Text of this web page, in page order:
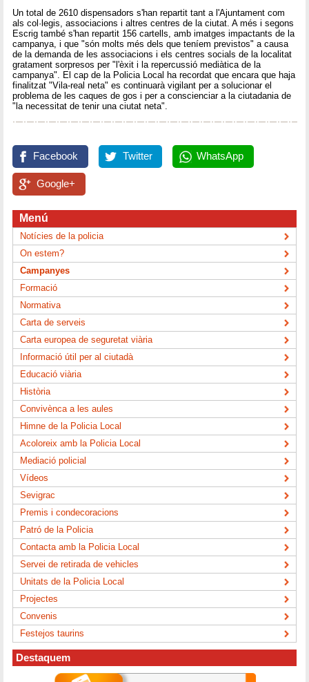
Un total de 2610 dispensadors s'han repartit tant a l'Ajuntament com
als col·legis, associacions i altres centres de la ciutat. A més i segons
Escrig també s'han repartit 156 cartells, amb imatges impactants de la
campanya, i que "són molts més dels que teníem previstos" a causa
de la demanda de les associacions i els centres socials de la localitat
gratament sorpresos per "l'èxit i la repercussió mediàtica de la
campanya". El cap de la Policia Local ha recordat que encara que haja
finalitzat "Vila-real neta" es continuarà vigilant per a solucionar el
problema de les caques de gos i per a conscienciar a la ciutadania de
"la necessitat de tenir una ciutat neta".
Facebook Twitter WhatsApp
Google+
Menú
Notícies de la policia
On estem?
Campanyes
Formació
Normativa
Carta de serveis
Carta europea de seguretat viària
Informació útil per al ciutadà
Educació viària
Història
Convivènca a les aules
Himne de la Policia Local
Acoloreix amb la Policia Local
Mediació policial
Vídeos
Sevigrac
Premis i condecoracions
Patró de la Policia
Contacta amb la Policia Local
Servei de retirada de vehicles
Unitats de la Policia Local
Projectes
Convenis
Festejos taurins
Destaquem